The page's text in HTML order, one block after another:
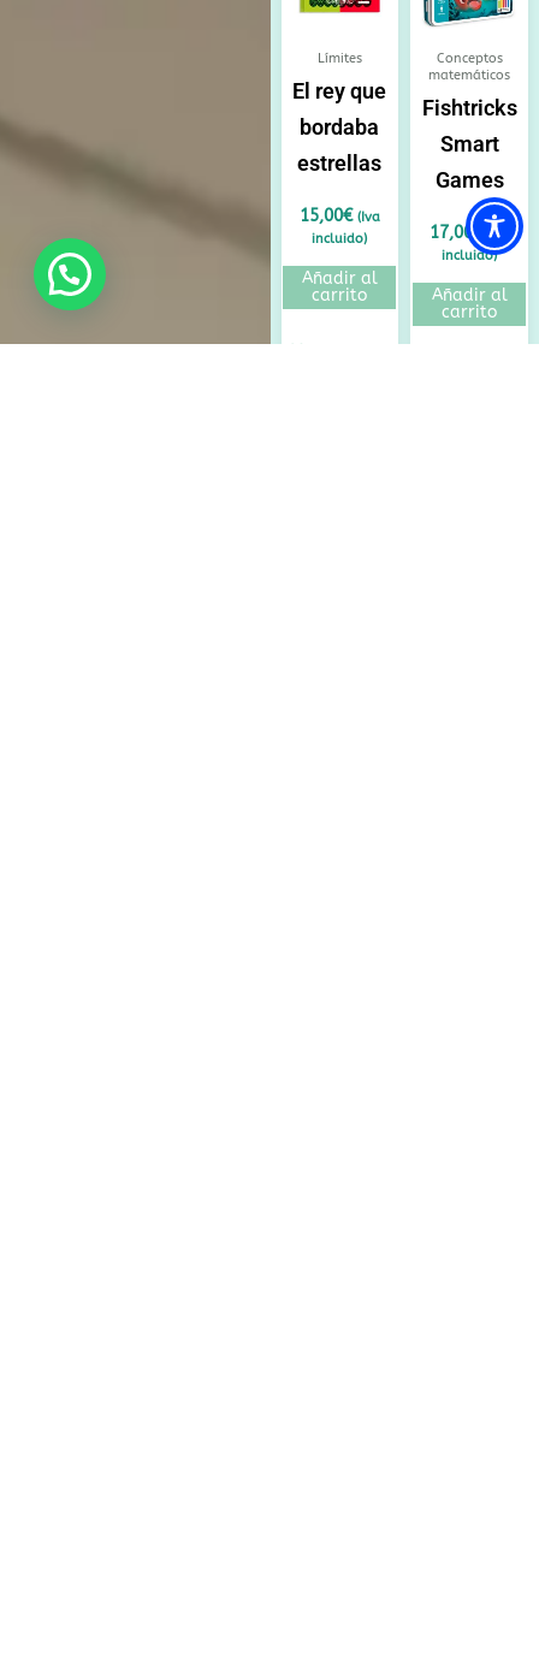
Límites
El rey que
bordaba
estrellas
15,00€ (Iva
incluido)
Añadir al
carrito
Conceptos
matemáticos
Fishtricks
Smart
Games
17,00€
(Iva
incluido)
Añadir al
carrito